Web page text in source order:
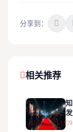
分享到：
相关推荐